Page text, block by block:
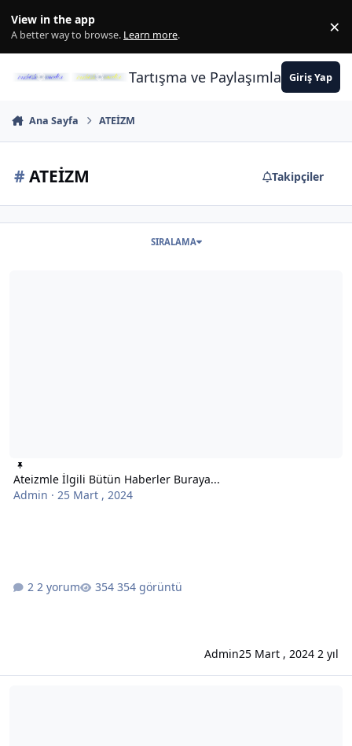
View in the app
A better way to browse. Learn more. ×
Tartışma ve PaylaşımlarınGiriş Yap
Ana Sayfa ATEİZM
# ATEİZM Takipçiler
SIRALAMA
Ateizmle İlgili Bütün Haberler Buraya...
Admin · 25 Mart , 2024
2 yorum 354 görüntü
Admin25 Mart , 20242 yıl